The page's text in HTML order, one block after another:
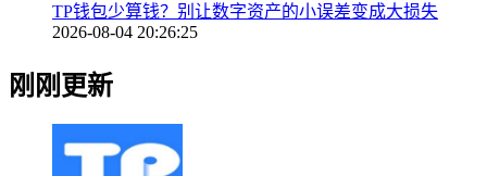
TP钱包少算钱？别让数字资产的小误差变成大损失
2026-08-04 20:26:25
刚刚更新